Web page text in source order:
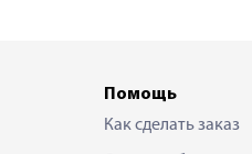
Помощь
Как сделать заказ